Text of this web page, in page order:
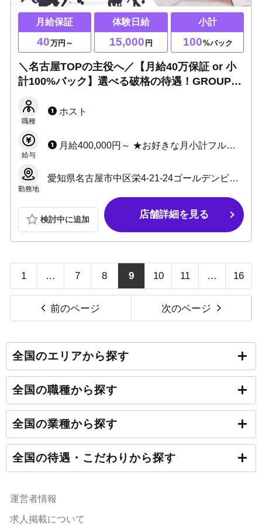
月給保証
40万円～
体験日給
15,000 円
小計
100%バック
＼名古屋TOPの主役へ／【月給40万保証 or 小
計100%バック】選べる破格の待遇！GROUP売
君の人生を劇的に塗り替えろ！
職種
ホスト
給与
月給400,000円～ ★お好きな月小計フルバック ★各種賞金あり ★経験問わず特別待遇あり
勤務地
愛知県名古屋市中区栄4-21-24ゴールデンビル1F
検討中に追加 店舗詳細を見る
1 … 7 8 9 10 11 … 16
前のページ 次のページ
全国のエリアから探す
全国の職種から探す
全国の業種から探す
全国の待遇・こだわりから探す
運営者情報
求人掲載について